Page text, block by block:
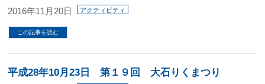
2016年11月20日 アクティビティ
この記事を読む
平成28年10月23日 第１９回 大石りくまつり